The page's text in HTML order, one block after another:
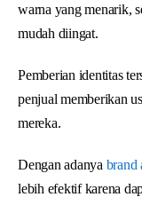
warna yang menarik,
mudah diingat.
Pemberian identitas
penjual memberikan
mereka.
Dengan adanya brand
lebih efektif karena